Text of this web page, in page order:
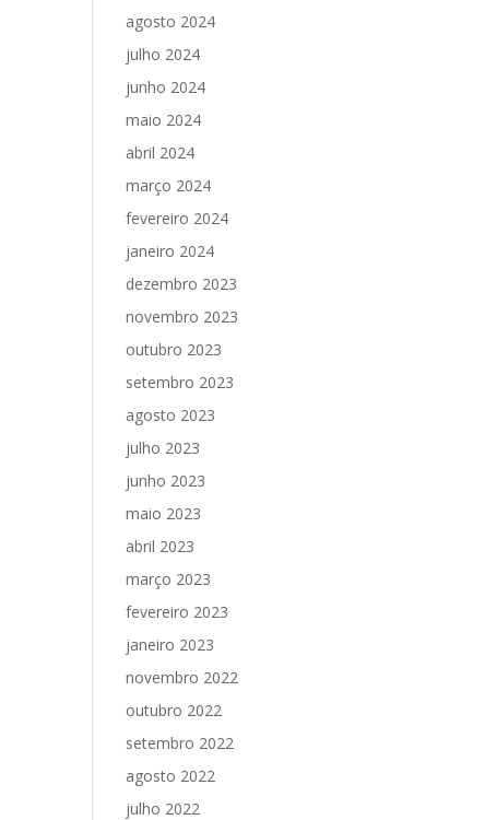
agosto 2024
julho 2024
junho 2024
maio 2024
abril 2024
março 2024
fevereiro 2024
janeiro 2024
dezembro 2023
novembro 2023
outubro 2023
setembro 2023
agosto 2023
julho 2023
junho 2023
maio 2023
abril 2023
março 2023
fevereiro 2023
janeiro 2023
novembro 2022
outubro 2022
setembro 2022
agosto 2022
julho 2022